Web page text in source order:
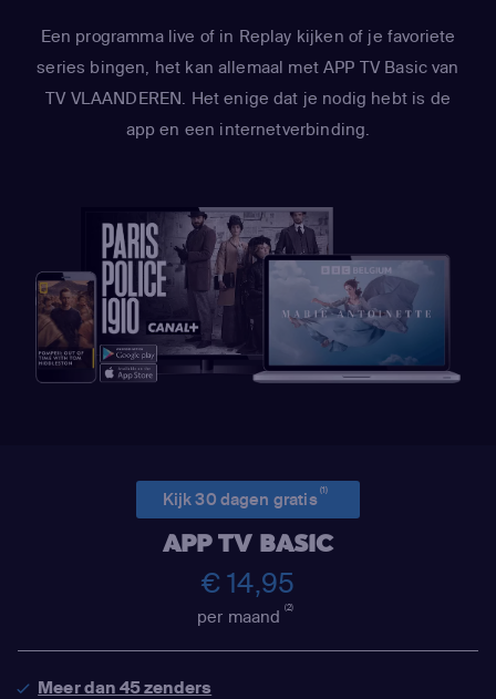
Een programma live of in Replay kijken of je favoriete
series bingen, het kan allemaal met APP TV Basic van
TV VLAANDEREN. Het enige dat je nodig hebt is de
app en een internetverbinding.
Kijk 30 dagen gratis(1)
APP TV BASIC
€ 14,95
per maand(2)
Meer dan 45 zenders